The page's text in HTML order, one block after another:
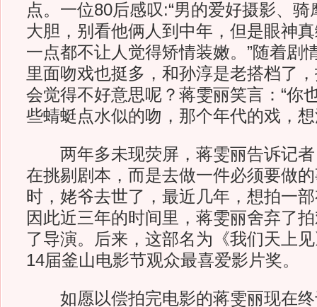
点。一位80后感叹:“男的爱好摄影、
大胆，别看他俩人到中年，但是眼神
一点都不让人觉得矫情装嫩。”随着剧
里面吻戏也挺多，和孙淳是老搭档了
会觉得不好意思呢？蒋雯丽笑言：“你
些蜻蜓点水似的吻，那个年代的戏，
两年多未现荧屏，蒋雯丽告诉记者
在挑剔剧本，而是去做一件必须要做
时，姥爷去世了，最近几年，想拍一
因此近三年的时间里，蒋雯丽舍弃了
了导演。后来，这部名为《我们天上
14届釜山电影节观众最喜爱影片奖。
如愿以偿拍完电影的蒋雯丽现在终